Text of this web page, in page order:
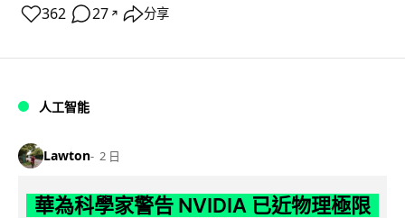
362 27 ↗ 分享
人工智能
Lawton 2 日
華為科學家警告 NVIDIA 已近物理極限